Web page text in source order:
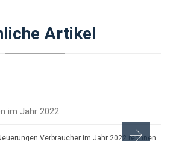
Artikel
im Jahr 2022
Verbraucher im Jahr 2022 rechnen